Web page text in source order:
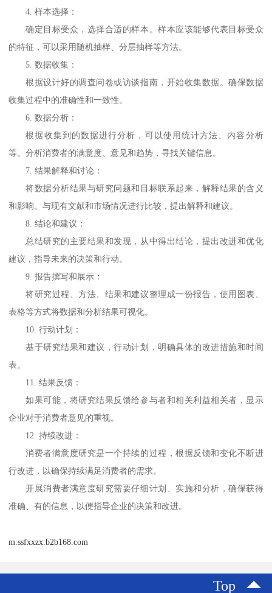
4.样本选择：
确定目标受众，选择合适的样本。样本应该能够代表目标受众
的特征，可以采用随机抽样、分层抽样等方法。
5.数据收集：
根据设计好的调查问卷或访谈指南，开始收集数据。确保数据
收集过程中的准确性和一致性。
6.数据分析：
根据收集到的数据进行分析，可以使用统计方法、内容分析
等。分析消费者的满意度、意见和趋势，寻找关键信息。
7.结果解释和讨论：
将数据分析结果与研究问题和目标联系起来，解释结果的含义
和影响。与现有文献和市场情况进行比较，提出解释和建议。
8.结论和建议：
总结研究的主要结果和发现，从中得出结论，提出改进和优化
建议，指导未来的决策和行动。
9.报告撰写和展示：
将研究过程、方法、结果和建议整理成一份报告，使用图表、
表格等方式将数据和分析结果可视化。
10.行动计划：
基于研究结果和建议，行动计划，明确具体的改进措施和时间
表。
11.结果反馈：
如果可能，将研究结果反馈给参与者和相关利益相关者，显示
企业对于消费者意见的重视。
12.持续改进：
消费者满意度研究是一个持续的过程，根据反馈和变化不断进
行改进，以确保持续满足消费者的需求。
开展消费者满意度研究需要仔细计划、实施和分析，确保获得
准确、有的信息，以便指导企业的决策和改进。
m.ssfxxzx.b2b168.com
Top